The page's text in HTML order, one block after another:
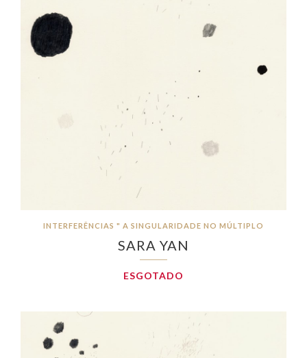
INTERFERÊNCIAS " A SINGULARIDADE NO MÚLTIPLO
SARA YAN
ESGOTADO